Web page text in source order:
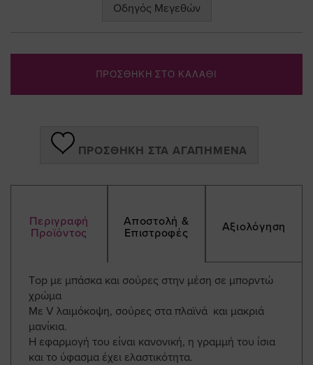
Οδηγός Μεγεθών
ΠΡΟΣΘΗΚΗ ΣΤΟ ΚΑΛΑΘΙ
ΠΡΟΣΘΉΚΗ ΣΤΑ ΑΓΑΠΗΜΈΝΑ
Περιγραφή
Προϊόντος
Αποστολή &
Επιστροφές
Αξιολόγηση
Τop με μπάσκα και σούρες στην μέση σε μπορντώ
χρώμα
Με V λαιμόκοψη, σούρες στα πλαϊνά και μακριά
μανίκια.
Η εφαρμογή του είναι κανονική, η γραμμή του ίσια
και το ύφασμα έχει ελαστικότητα.